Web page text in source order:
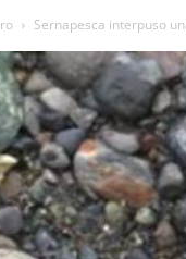
Sernapesca interpuso